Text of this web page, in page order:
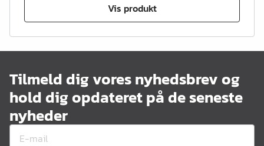
Vis produkt
Tilmeld dig vores nyhedsbrev og
hold dig opdateret på de seneste
nyheder